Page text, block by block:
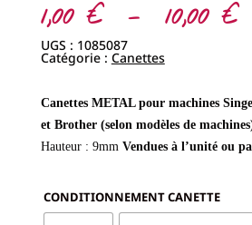
1,00 € – 10,00 €de
UGS : 1085087
Catégorie : Canettes
Canettes METAL pour machines
et Brother (selon modèles de
Hauteur : 9mm Vendues à l’unité ou
CONDITIONNEMENT CANETTE